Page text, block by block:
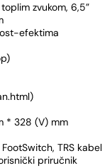
zvukom, 6,5”
efektima
* 328 (V) mm
TRS kabel
priručnik